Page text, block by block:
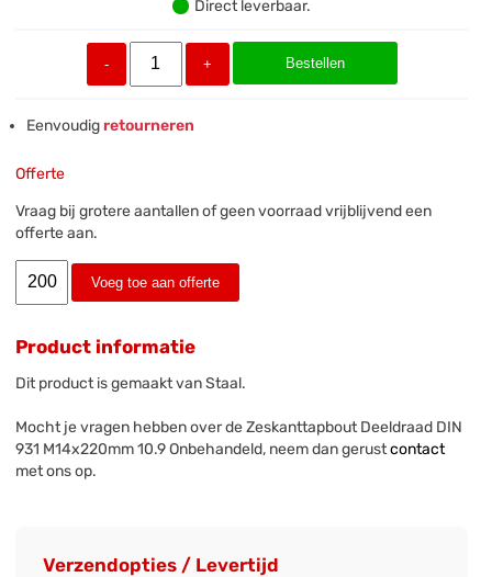
Direct leverbaar.
- + Bestellen
Eenvoudigretourneren
Offerte
Vraag bij grotere aantallen of geen voorraad vrijblijvend een
offerte aan.
Voeg toe aan offerte
Product informatie
Dit product is gemaakt van Staal.
Mocht je vragen hebben over de Zeskanttapbout Deeldraad DIN
931 M14x220mm 10.9 Onbehandeld, neem dan gerustcontact
met ons op.
Verzendopties / Levertijd